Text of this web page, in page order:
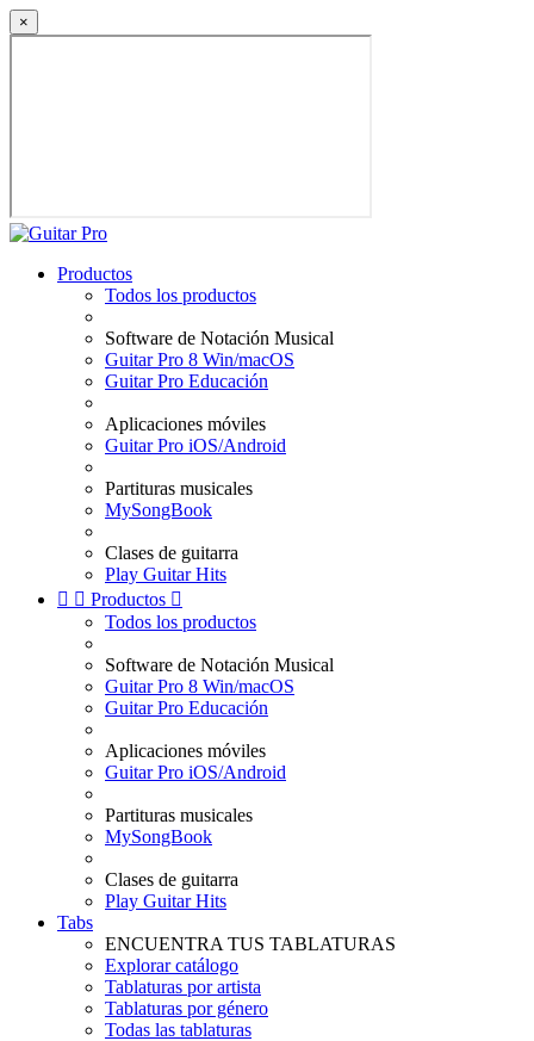
×
Productos
Todos los productos
Software de Notación Musical
Guitar Pro 8 Win/macOS
Guitar Pro Educación
Aplicaciones móviles
Guitar Pro iOS/Android
Partituras musicales
MySongBook
Clases de guitarra
Play Guitar Hits
  Productos 
Todos los productos
Software de Notación Musical
Guitar Pro 8 Win/macOS
Guitar Pro Educación
Aplicaciones móviles
Guitar Pro iOS/Android
Partituras musicales
MySongBook
Clases de guitarra
Play Guitar Hits
Tabs
ENCUENTRA TUS TABLATURAS
Explorar catálogo
Tablaturas por artista
Tablaturas por género
Todas las tablaturas